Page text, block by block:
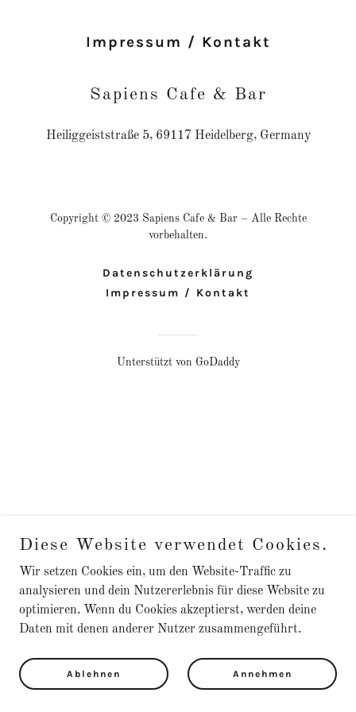
Impressum / Kontakt
Sapiens Cafe & Bar
Heiliggeiststraße 5, 69117 Heidelberg, Germany
Copyright © 2023 Sapiens Cafe & Bar – Alle Rechte
vorbehalten.
Datenschutzerklärung
Impressum / Kontakt
Unterstützt von GoDaddy
Diese Website verwendet Cookies.
Wir setzen Cookies ein, um den Website-Traffic zu
analysieren und dein Nutzererlebnis für diese Website zu
optimieren. Wenn du Cookies akzeptierst, werden deine
Daten mit denen anderer Nutzer zusammengeführt.
Ablehnen Annehmen